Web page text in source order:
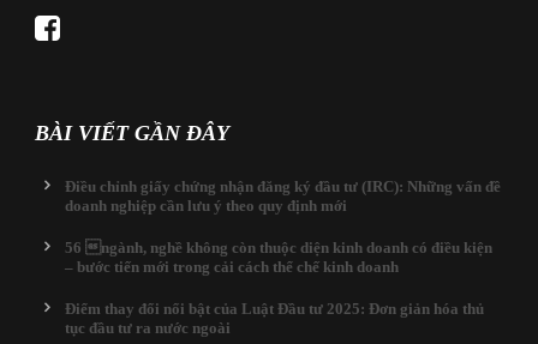
BÀI VIẾT GẦN ĐÂY
Điều chỉnh giấy chứng nhận đăng ký đầu tư (IRC): Những vấn đề
doanh nghiệp cần lưu ý theo quy định mới
56 ngành, nghề không còn thuộc diện kinh doanh có điều kiện
– bước tiến mới trong cải cách thể chế kinh doanh
Điểm thay đổi nổi bật của Luật Đầu tư 2025: Đơn giản hóa thủ
tục đầu tư ra nước ngoài